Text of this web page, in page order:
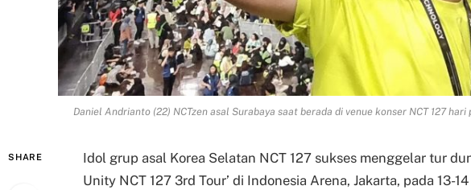
Daniel Andrianto (22) NCTzen asal Surabaya saat berada di venue konser NCT 127
SHARE
Idol grup asal Korea Selatan NCT 127 sukses menggelar tur
Unity NCT 127 3rd Tour’ di Indonesia Arena, Jakarta, pada 13-